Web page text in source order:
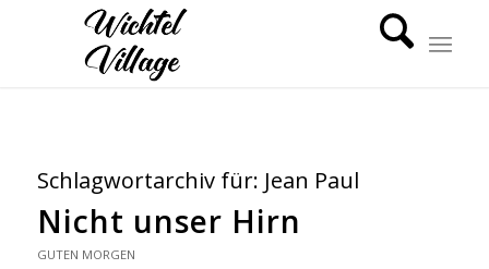
Schlagwortarchiv für: Jean Paul
Nicht unser Hirn
GUTEN MORGEN